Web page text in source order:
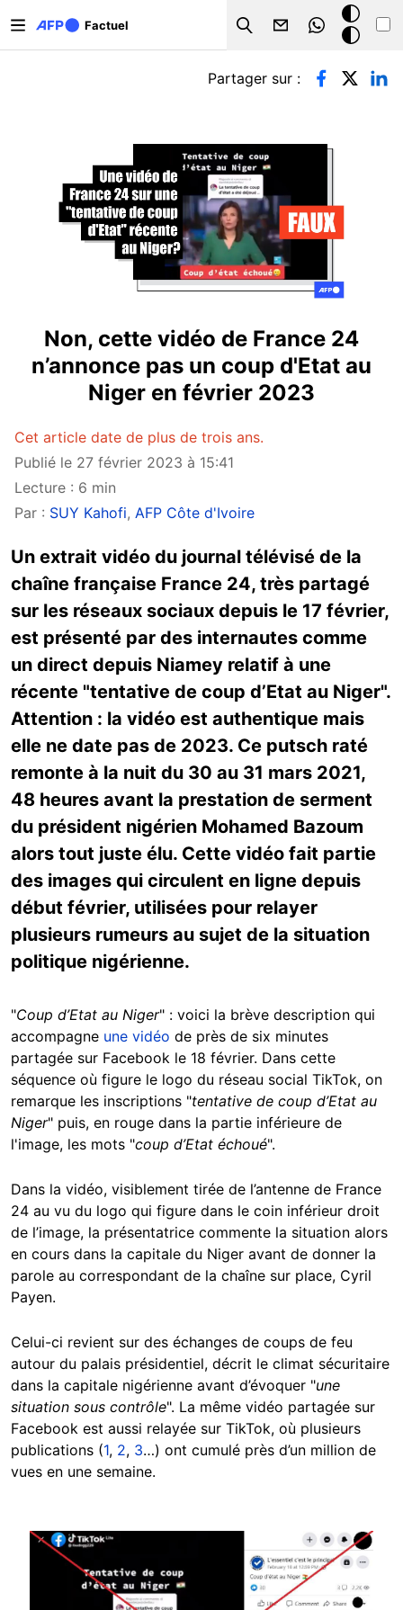
Factuel
Search
Mode
sombre
Onglets principaux
Partager sur :
Non, cette vidéo de France 24
n’annonce pas un coup d'Etat au
Niger en février 2023
Cet article date de plus de trois ans.
Publié le 27 février 2023 à 15:41
Lecture : 6 min
Par : SUY Kahofi, AFP Côte d'Ivoire
Un extrait vidéo du journal télévisé de la
chaîne française France 24, très partagé
sur les réseaux sociaux depuis le 17 février,
est présenté par des internautes comme
un direct depuis Niamey relatif à une
récente "tentative de coup d’Etat au Niger".
Attention : la vidéo est authentique mais
elle ne date pas de 2023. Ce putsch raté
remonte à la nuit du 30 au 31 mars 2021,
48 heures avant la prestation de serment
du président nigérien Mohamed Bazoum
alors tout juste élu. Cette vidéo fait partie
des images qui circulent en ligne depuis
début février, utilisées pour relayer
plusieurs rumeurs au sujet de la situation
politique nigérienne.
"Coup d’Etat au Niger" : voici la brève description qui
accompagne une vidéo de près de six minutes
partagée sur Facebook le 18 février. Dans cette
séquence où figure le logo du réseau social TikTok, on
remarque les inscriptions "tentative de coup d’Etat au
Niger" puis, en rouge dans la partie inférieure de
l'image, les mots "coup d’Etat échoué".
Dans la vidéo, visiblement tirée de l’antenne de France
24 au vu du logo qui figure dans le coin inférieur droit
de l’image, la présentatrice commente la situation alors
en cours dans la capitale du Niger avant de donner la
parole au correspondant de la chaîne sur place, Cyril
Payen.
Celui-ci revient sur des échanges de coups de feu
autour du palais présidentiel, décrit le climat sécuritaire
dans la capitale nigérienne avant d’évoquer "une
situation sous contrôle". La même vidéo partagée sur
Facebook est aussi relayée sur TikTok, où plusieurs
publications (1, 2, 3…) ont cumulé près d’un million de
vues en une semaine.
Image